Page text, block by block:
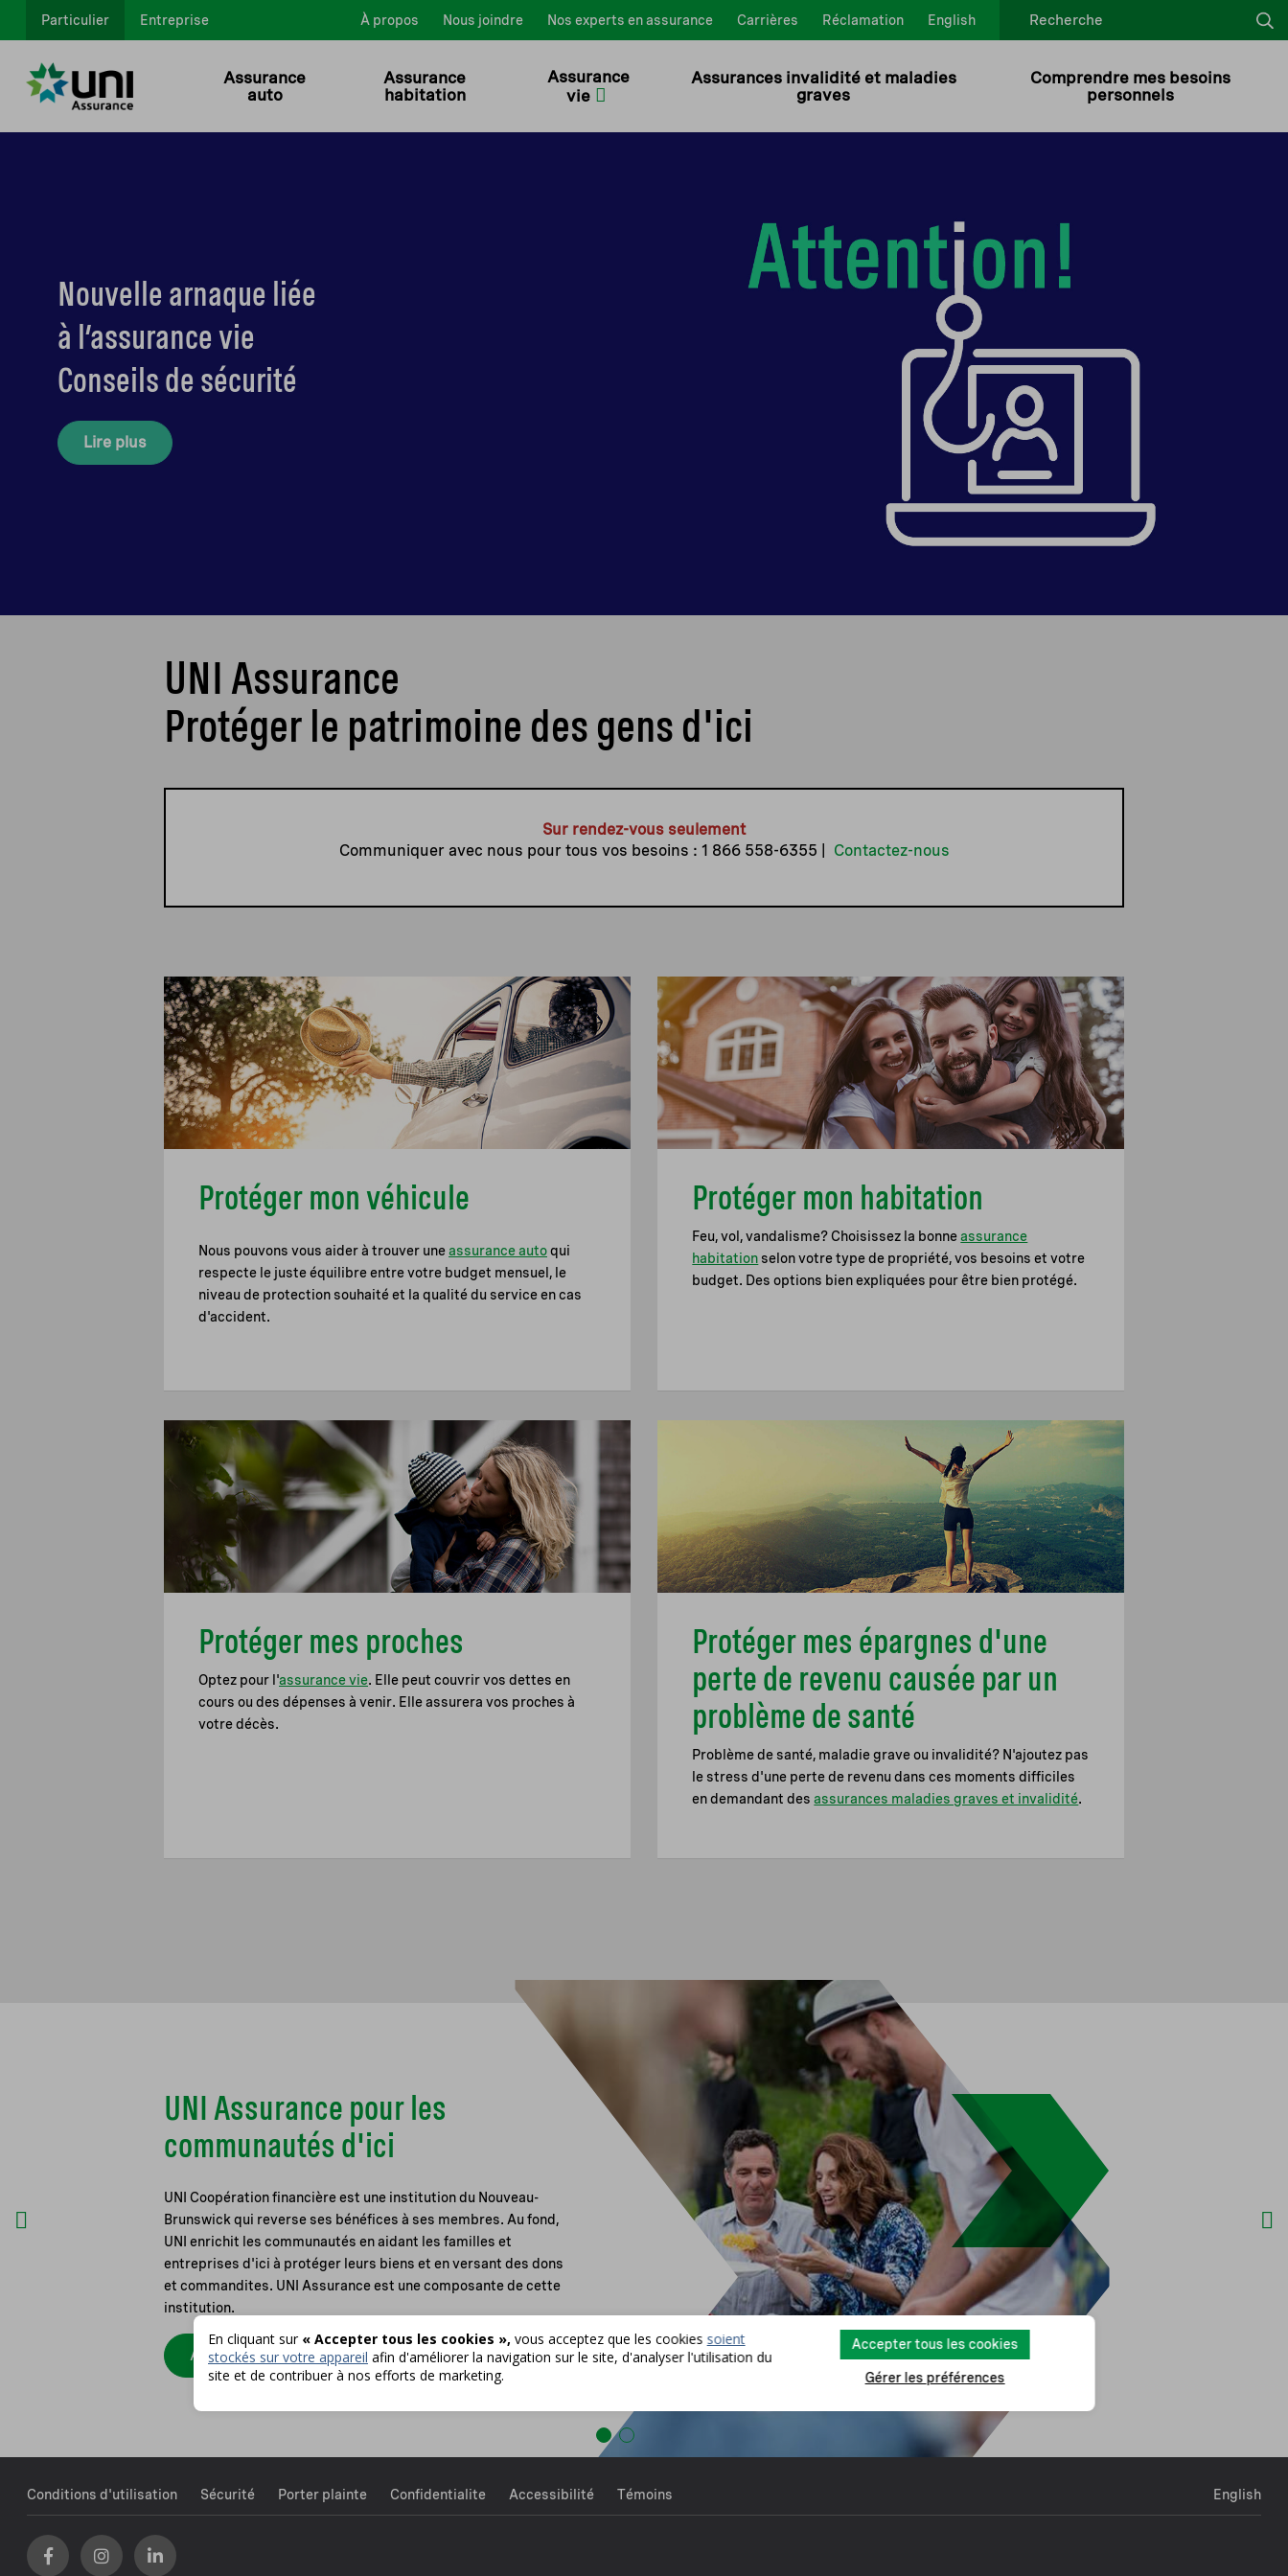
En cliquant sur « Accepter tous les cookies », vous acceptez que les cookies soient
stockés sur votre appareil afin d'améliorer la navigation sur le site, d'analyser l'utilisation du
site et de contribuer à nos efforts de marketing.
Accepter tous les cookies
Gérer les préférences
Particulier Entreprise À propos Nous joindre Nos experts en assurance Carrières Réclamation English
Assurance
auto
Assurance
habitation
Assurance
vie
Assurances invalidité et maladies
graves
Comprendre mes besoins
personnels
Nouvelle arnaque liée
à l’assurance vie
Conseils de sécurité
Lire plus
UNI Assurance
Protéger le patrimoine des gens d'ici
Sur rendez-vous seulement
Communiquer avec nous pour tous vos besoins : 1 866 558-6355 Contactez-nous
Protéger mon véhicule
Nous pouvons vous aider à trouver uneassurance autoqui
respecte le juste équilibre entre votre budget mensuel, le
niveau de protection souhaité et la qualité du service en cas
d'accident.
Protéger mon habitation
Feu, vol, vandalisme? Choisissez la bonneassurance
habitation selon votre type de propriété, vos besoins et votre
budget. Des options bien expliquées pour être bien protégé.
Protéger mes proches
Optez pour l'assurance vie. Elle peut couvrir vos dettes en
cours ou des dépenses à venir. Elle assurera vos proches à
votre décès.
Protéger mes épargnes d'une
perte de revenu causée par un
problème de santé
Problème de santé, maladie grave ou invalidité? N'ajoutez pas
le stress d'une perte de revenu dans ces moments difficiles
en demandant desassurances maladies graves et invalidité.
UNI Assurance pour les
communautés d'ici
UNI Coopération financière est une institution du Nouveau-
Brunswick qui reverse ses bénéfices à ses membres. Au fond,
UNI enrichit les communautés en aidant les familles et
entreprises d'ici à protéger leurs biens et en versant des dons
et commandites. UNI Assurance est une composante de cette
institution.
Apprendre à nous connaître
Conditions d'utilisation Sécurité Porter plainte Confidentialite Accessibilité Témoins English